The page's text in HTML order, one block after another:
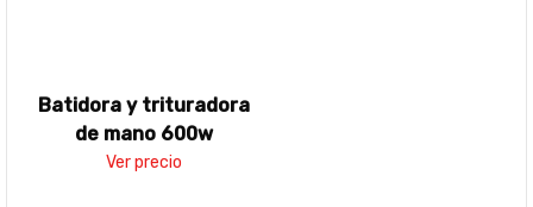
Batidora y trituradora
de mano 600w
Ver precio